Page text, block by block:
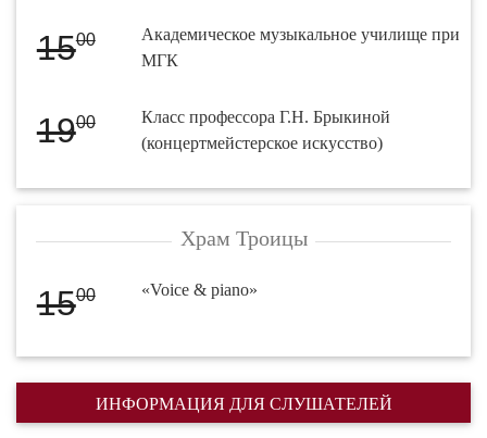
1500
Академическое музыкальное училище при
МГК
1900
Класс профессора Г.Н. Брыкиной
(концертмейстерское искусство)
Храм Троицы
1500 «Voice & piano»
ИНФОРМАЦИЯ ДЛЯ СЛУШАТЕЛЕЙ